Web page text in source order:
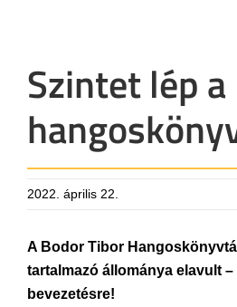
Szintet lép a
2022. április 22.
A Bodor Tibor
tartalmazó állománya elavult
bevezetésre!